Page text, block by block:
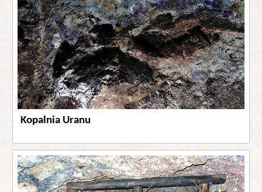
Kopalnia Uranu